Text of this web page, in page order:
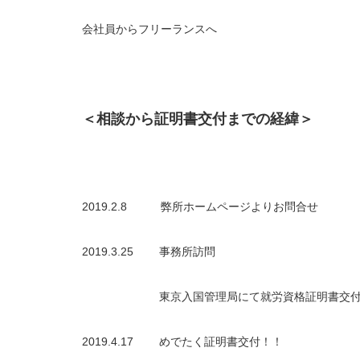
会社員からフリーランスへ
＜相談から証明書交付までの経緯＞
2019.2.8 弊所ホームページよりお問合せ
2019.3.25 事務所訪問
東京入国管理局にて就労資格証明書交付
2019.4.17 めでたく証明書交付！！